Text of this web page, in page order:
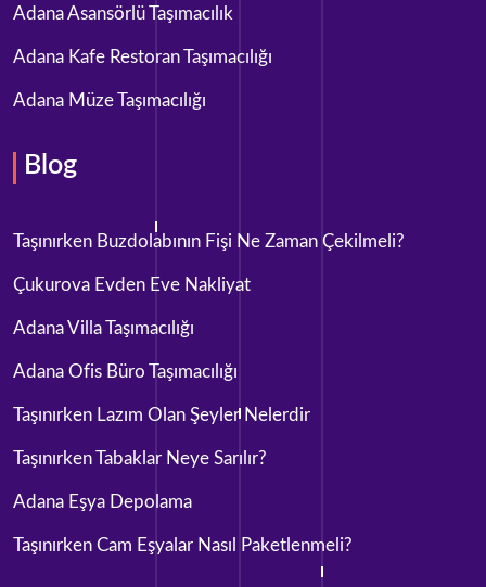
Adana Asansörlü Taşımacılık
Adana Kafe Restoran Taşımacılığı
Adana Müze Taşımacılığı
Blog
Taşınırken Buzdolabının Fişi Ne Zaman Çekilmeli?
Çukurova Evden Eve Nakliyat
Adana Villa Taşımacılığı
Adana Ofis Büro Taşımacılığı
Taşınırken Lazım Olan Şeyler Nelerdir
Taşınırken Tabaklar Neye Sarılır?
Adana Eşya Depolama
Taşınırken Cam Eşyalar Nasıl Paketlenmeli?